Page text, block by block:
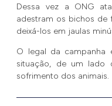
Dessa vez a ONG
adestram os bichos de
deixá-los em jaulas
O legal da campanha
situação, de um
sofrimento dos animais.